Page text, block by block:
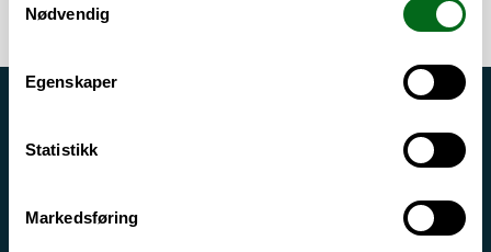
Nødvendig
Egenskaper
Statistikk
Markedsføring
Si ifra!